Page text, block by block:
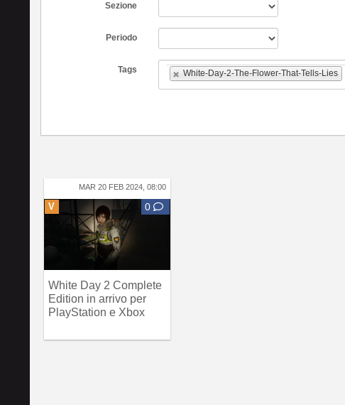
Sezione
Periodo
Tags White-Day-2-The-Flower-That-Tells-Lies
MAR 20 FEB 2024, 08:00
V 0
White Day 2 Complete
Edition in arrivo per
PlayStation e Xbox